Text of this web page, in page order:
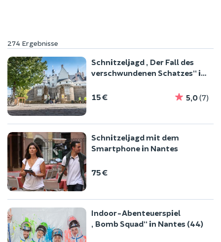
274 Ergebnisse
Schnitzeljagd „Der Fall des
verschwundenen Schatzes“ in
15 € 5,0(7)
Schnitzeljagd mit dem
Smartphone in Nantes
75 €
Indoor-Abenteuerspiel
„Bomb Squad“ in Nantes (44)